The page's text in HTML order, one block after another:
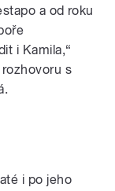
a od roku
i Kamila,“
s
i po jeho